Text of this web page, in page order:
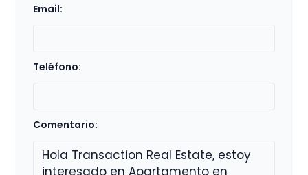
Email:
Teléfono:
Comentario: